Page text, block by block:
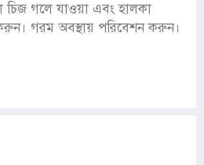
চিজ গলে যাওয়া এবং হালকা
গরম অবস্থায় পরিবেশন করুন।